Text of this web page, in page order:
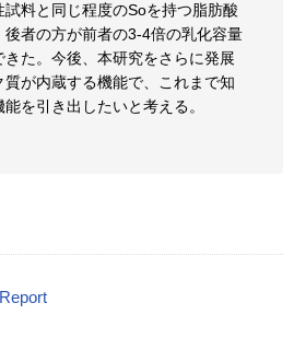
料と同じ程度のSoを持つ脂肪酸
者の方が前者の3-4倍の乳化容量
た。今後、本研究をさらに発展
が内蔵する機能で、これまで知
を引き出したいと考える。